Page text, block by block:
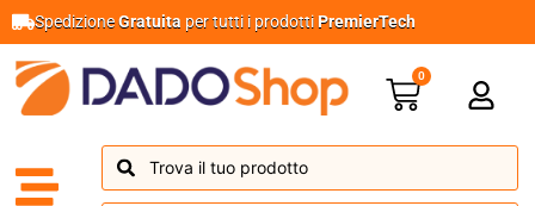
SpedizioneGratuita per tutti i prodottiPremierTech
0